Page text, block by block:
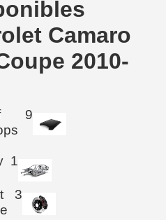
Camaro
2010-
9
1
3